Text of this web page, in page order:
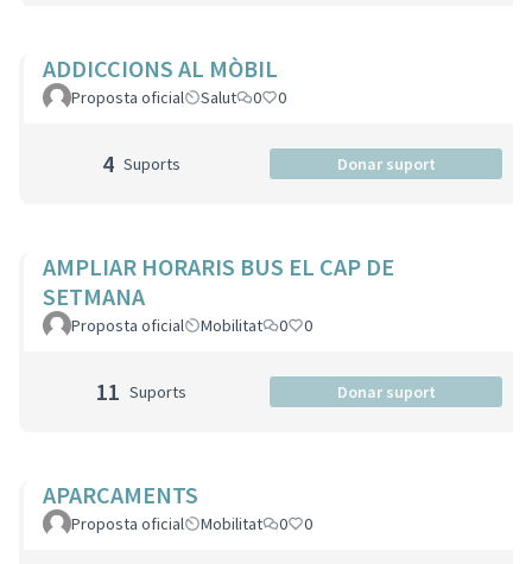
ADDICCIONS AL MÒBIL
Proposta oficial Salut 0 0
4 Suports Donar suport
AMPLIAR HORARIS BUS EL CAP DE
SETMANA
Proposta oficial Mobilitat 0 0
11 Suports Donar suport
APARCAMENTS
Proposta oficial Mobilitat 0 0